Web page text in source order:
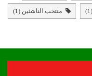
(1) منتخب الناشئين (1)